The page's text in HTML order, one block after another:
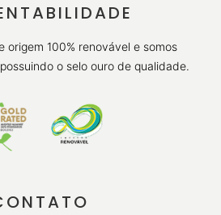
origem 100% renovável e somos
o selo ouro de qualidade.